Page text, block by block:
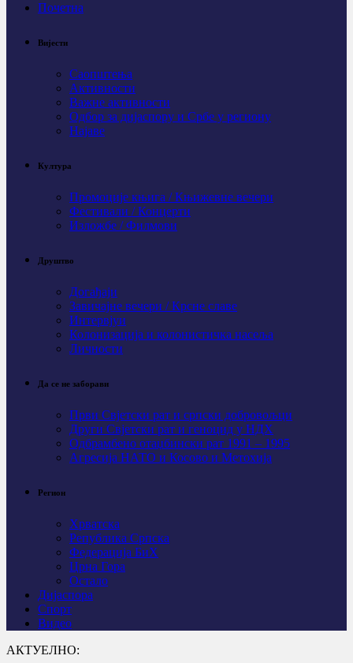
Почетна
Вијести
Саопштења
Активности
Важне активности
Одбор за дијаспору и Србе у региону
Најаве
Култура
Промоције књига / Књижевне вечери
Фестивали / Концерти
Изложбе / Филмови
Друштво
Догађаји
Завичајне вечери / Крсне славе
Интервјуи
Колонизација и колонистичка насеља
Личности
Да се не заборави
Први Свјeтски рат и српски добровољци
Други Свјетски рат и геноцид у НДХ
Одбрамбено отаџбински рат 1991 – 1995
Агресија НАТО и Косово и Метохија
Регион
Хрватска
Република Српска
Федерација БиХ
Црна Гора
Остало
Дијаспора
Спорт
Видео
АКТУЕЛНО: